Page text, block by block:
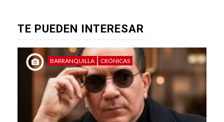
TE PUEDEN INTERESAR
BARRANQUILLA CRÓNICAS